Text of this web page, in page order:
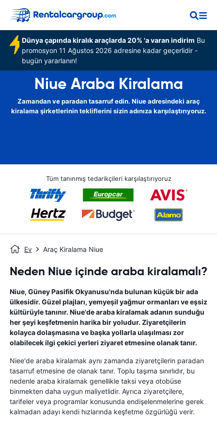
Dünya çapında kiralık araçlarda 20% 'a varan indirim Bu
promosyon 11 Ağustos 2026 adresine kadar geçerlidir -
bugün yararlanın!
Niue Araba Kiralama
Zamandan ve paradan tasarruf edin. Niue adresindeki araç
kiralama şirketlerinin tekliflerini sizin adınıza karşılaştırıyoruz.
Tüm tanınmış tedarikçileri karşılaştırıyoruz
Ev Araç Kiralama Niue
Neden Niue içinde araba kiralamalı?
Niue, Güney Pasifik Okyanusu'nda bulunan küçük bir ada
ülkesidir. Güzel plajları, yemyeşil yağmur ormanları ve eşsiz
kültürüyle tanınır. Niue'de araba kiralamak adanın sunduğu
her şeyi keşfetmenin harika bir yoludur. Ziyaretçilerin
kolayca dolaşmasına ve başka yollarla ulaşılması zor
olabilecek ilgi çekici yerleri ziyaret etmesine olanak tanır.
Niee'de araba kiralamak aynı zamanda ziyaretçilerin paradan
tasarruf etmesine de olanak tanır. Toplu taşıma sınırlıdır, bu
nedenle araba kiralamak genellikle taksi veya otobüse
binmekten daha uygun maliyetlidir. Ayrıca ziyaretçilere,
tarifeler veya programlar konusunda endişelenmelerine gerek
kalmadan adayı kendi hızlarında keşfetme özgürlüğü verir.